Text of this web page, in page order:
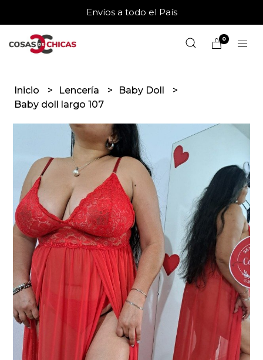
Envíos a todo el País
0
Inicio Lencería
Baby Doll
Baby doll largo 107